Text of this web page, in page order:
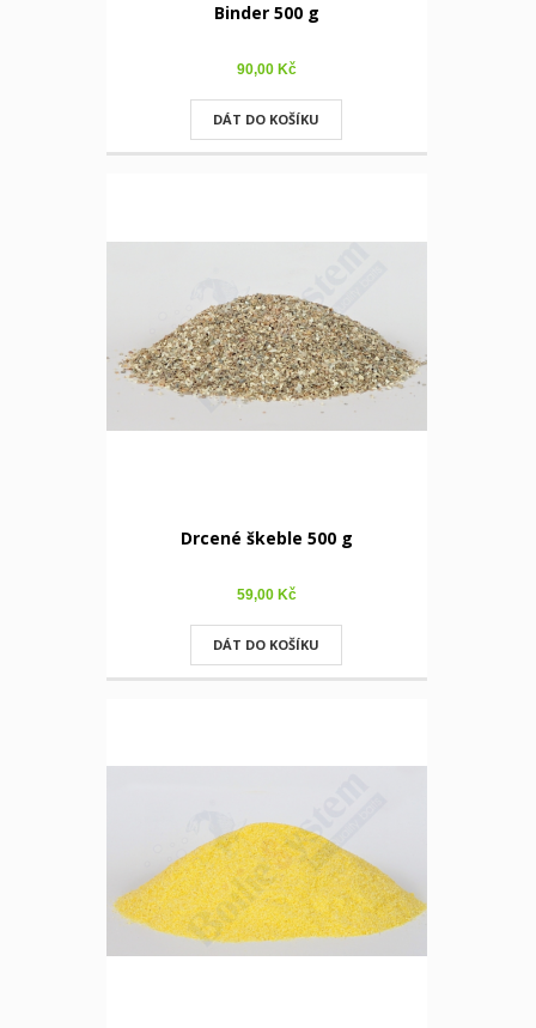
Binder 500 g
90,00 Kč
DÁT DO KOŠÍKU
Drcené škeble 500 g
59,00 Kč
DÁT DO KOŠÍKU